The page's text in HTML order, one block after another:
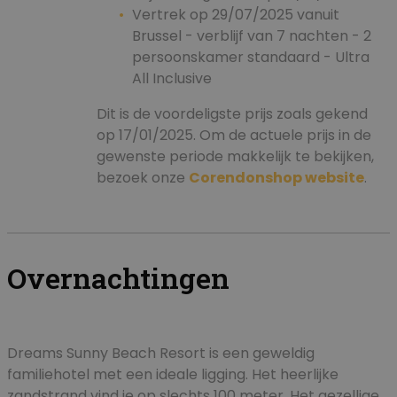
Vertrek op 29/07/2025 vanuit
Brussel - verblijf van 7 nachten - 2
persoonskamer standaard - Ultra
All Inclusive
Dit is de voordeligste prijs zoals gekend
op 17/01/2025. Om de actuele prijs in de
gewenste periode makkelijk te bekijken,
bezoek onze Corendonshop website.
Overnachtingen
Dreams Sunny Beach Resort is een geweldig
familiehotel met een ideale ligging. Het heerlijke